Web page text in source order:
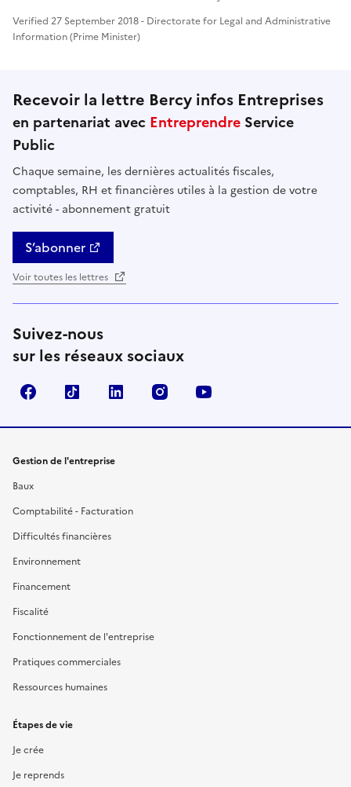
Verified 27 September 2018 - Directorate for Legal and Administrative
Information (Prime Minister)
Recevoir la lettre Bercy infos Entreprises
en partenariat avec Entreprendre Service
Public
Chaque semaine, les dernières actualités fiscales,
comptables, RH et financières utiles à la gestion de votre
activité - abonnement gratuit
S’abonner
Voir toutes les lettres
Suivez-nous
sur les réseaux sociaux
FacebookTikTok Linkedin Instagram
Gestion de l'entreprise
Baux
Comptabilité - Facturation
Difficultés financières
Environnement
Financement
Fiscalité
Fonctionnement de l'entreprise
Pratiques commerciales
Ressources humaines
Étapes de vie
Je crée
Je reprends